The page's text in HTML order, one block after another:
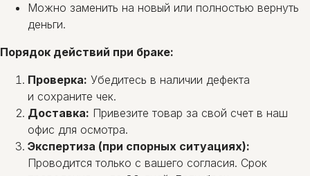
Можно заменить на новый или полностью вернуть
деньги.
Порядок действий при браке:
Проверка: Убедитесь в наличии дефекта
и сохраните чек.
Доставка: Привезите товар за свой счет в наш
офис для осмотра.
Экспертиза (при спорных ситуациях):
Проводится только с вашего согласия. Срок